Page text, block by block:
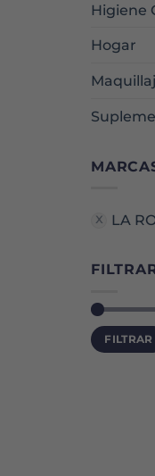
Higiene
Hogar
LA
Precio
mínimo
Precio
máximo
FILTRAR